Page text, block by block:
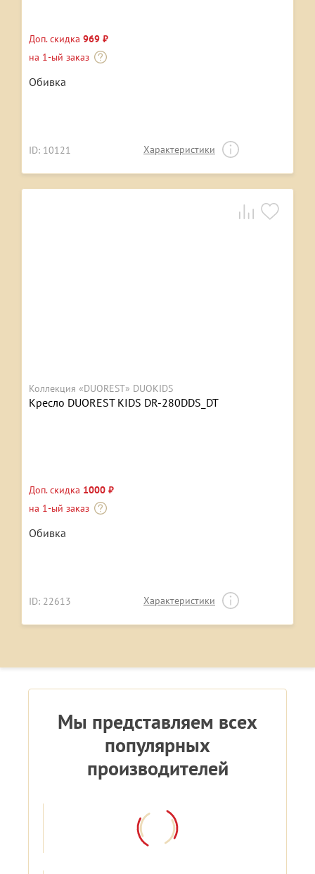
Доп. скидка 969 ₽
на 1-ый заказ
Обивка
ID: 10121 Характеристики
Коллекция «DUOREST» DUOKIDS
Кресло DUOREST KIDS DR-280DDS_DT
Доп. скидка 1000 ₽
на 1-ый заказ
Обивка
ID: 22613 Характеристики
Мы представляем всех
популярных
производителей